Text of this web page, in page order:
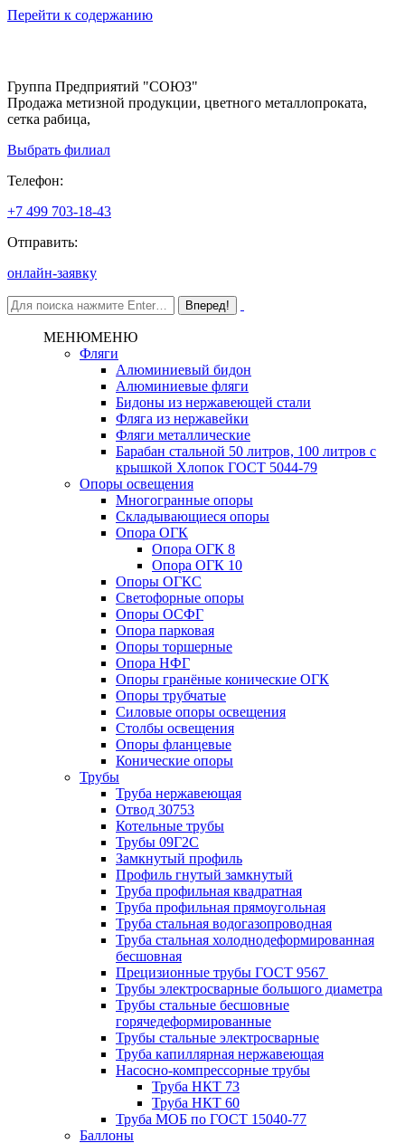
Перейти к содержанию
Группа Предприятий "СОЮЗ"
Продажа метизной продукции, цветного металлопроката,
сетка рабица,
Выбрать филиал
Телефон:
+7 499 703-18-43
Отправить:
онлайн-заявку
МЕНЮМЕНЮ
Фляги
Алюминиевый бидон
Алюминиевые фляги
Бидоны из нержавеющей стали
Фляга из нержавейки
Фляги металлические
Барабан стальной 50 литров, 100 литров с
крышкой Хлопок ГОСТ 5044-79
Опоры освещения
Многогранные опоры
Складывающиеся опоры
Опора ОГК
Опора ОГК 8
Опора ОГК 10
Опоры ОГКС
Светофорные опоры
Опоры ОСФГ
Опора парковая
Опоры торшерные
Опора НФГ
Опоры гранёные конические ОГК
Опоры трубчатые
Силовые опоры освещения
Столбы освещения
Опоры фланцевые
Конические опоры
Трубы
Труба нержавеющая
Отвод 30753
Котельные трубы
Трубы 09Г2С
Замкнутый профиль
Профиль гнутый замкнутый
Труба профильная квадратная
Труба профильная прямоугольная
Труба стальная водогазопроводная
Труба стальная холоднодеформированная
бесшовная
Прецизионные трубы ГОСТ 9567
Трубы электросварные большого диаметра
Трубы стальные бесшовные
горячедеформированные
Трубы стальные электросварные
Труба капиллярная нержавеющая
Насосно-компрессорные трубы
Труба НКТ 73
Труба НКТ 60
Труба МОБ по ГОСТ 15040-77
Баллоны